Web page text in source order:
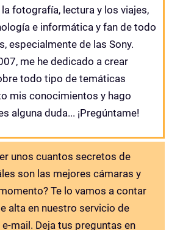
fotografía, lectura y los viajes,
e informática y fan de todo
especialmente de las Sony.
me he dedicado a crear
todo tipo de temáticas
mis conocimientos y hago
alguna duda... ¡Pregúntame!
unos cuantos secretos de
son las mejores cámaras y
Te lo vamos a contar
alta en nuestro servicio de
mail. Deja tus preguntas en